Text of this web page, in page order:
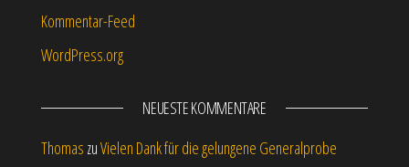
Kommentar-Feed
WordPress.org
NEUESTE KOMMENTARE
Thomas zuVielen Dank für die gelungene Generalprobe